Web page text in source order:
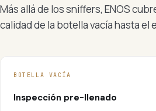
Más allá de los sniffers, ENOS
calidad de la botella vacía hasta
BOTELLA VACÍA
Inspección pre-llenado